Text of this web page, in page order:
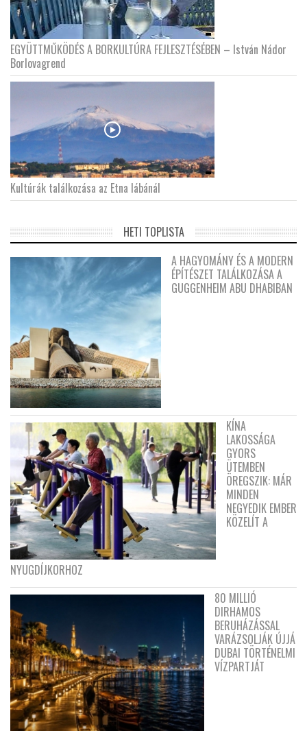
EGYÜTTMŰKÖDÉS A BORKULTÚRA FEJLESZTÉSÉBEN – István Nádor
Borlovagrend
Kultúrák találkozása az Etna lábánál
HETI TOPLISTA
A HAGYOMÁNY ÉS A MODERN
ÉPÍTÉSZET TALÁLKOZÁSA A
GUGGENHEIM ABU DHABIBAN
KÍNA
LAKOSSÁGA
GYORS
ÜTEMBEN
ÖREGSZIK: MÁR
MINDEN
NEGYEDIK EMBER
KÖZELÍT A
NYUGDÍJKORHOZ
80 MILLIÓ
DIRHAMOS
BERUHÁZÁSSAL
VARÁZSOLJÁK ÚJJÁ
DUBAI TÖRTÉNELMI
VÍZPARTJÁT